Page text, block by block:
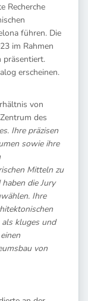
Recherche
führen. Die
im Rahmen
präsentiert.
erscheinen.
von
des
Ihre präzisen
sowie ihre
Mitteln zu
die Jury
Ihre
kluges und
von